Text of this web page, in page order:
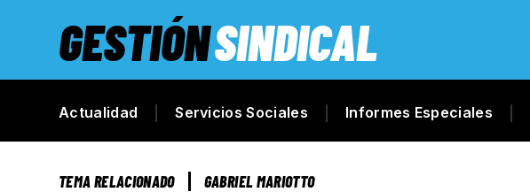
GESTIÓNSINDICAL
Actualidad Servicios Sociales Informes Especiales
TEMA RELACIONADO GABRIEL MARIOTTO